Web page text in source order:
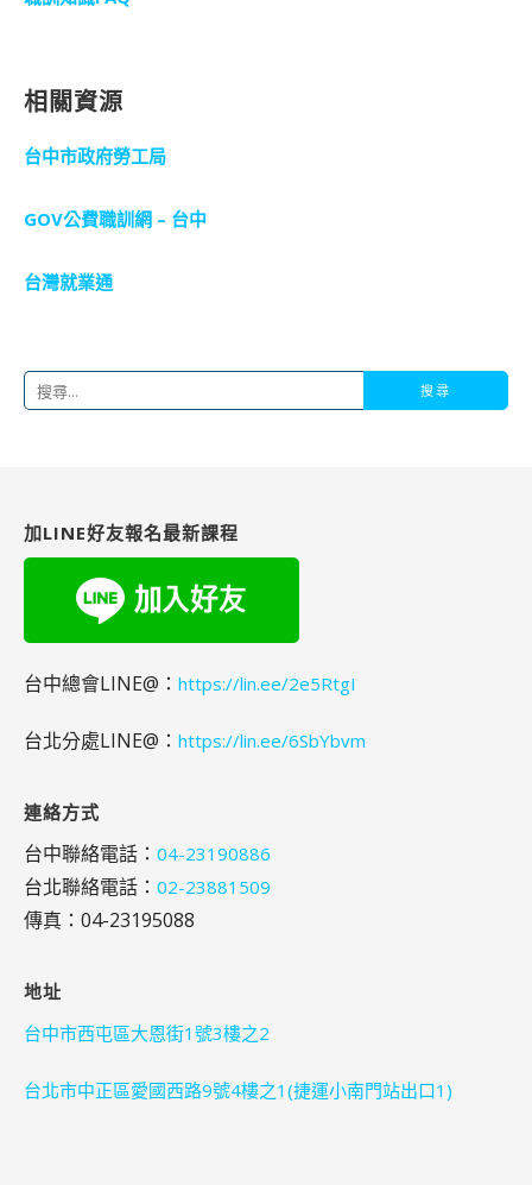
相關資源
台中市政府勞工局
GOV公費職訓網 – 台中
台灣就業通
搜
字:
加LINE好友報名最新課程
台中總會LINE@： https://lin.ee/2e5RtgI
台北分處LINE@： https://lin.ee/6SbYbvm
連絡方式
台中聯絡電話： 04-23190886
台北聯絡電話： 02-23881509
傳真：04-23195088
地址
台中市西屯區大恩街1號3樓之2
台北市中正區愛國西路9號4樓之1(捷運小南門站出口1)